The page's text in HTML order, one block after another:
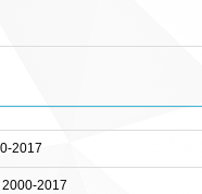
2017
2017